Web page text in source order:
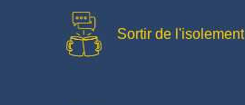
Sortir de l'isolement